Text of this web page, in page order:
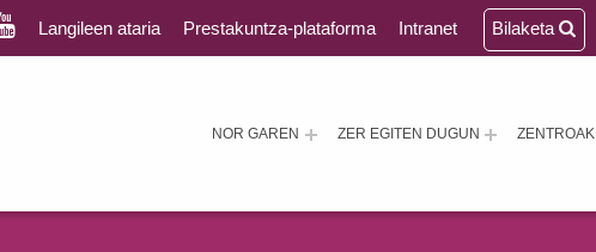
NOR GAREN ZER EGITEN DUGUN ZENTROAK
Langileen ataria Prestakuntza-plataforma Intranet Bilaketa